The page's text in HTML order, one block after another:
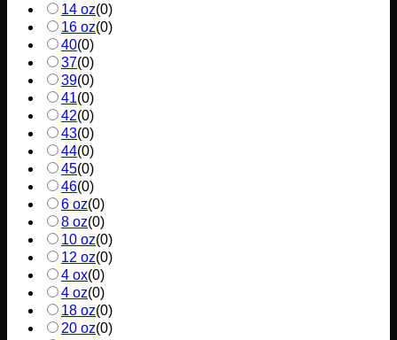
14 oz(0)
16 oz(0)
40(0)
37(0)
39(0)
41(0)
42(0)
43(0)
44(0)
45(0)
46(0)
6 oz(0)
8 oz(0)
10 oz(0)
12 oz(0)
4 ox(0)
4 oz(0)
18 oz(0)
20 oz(0)